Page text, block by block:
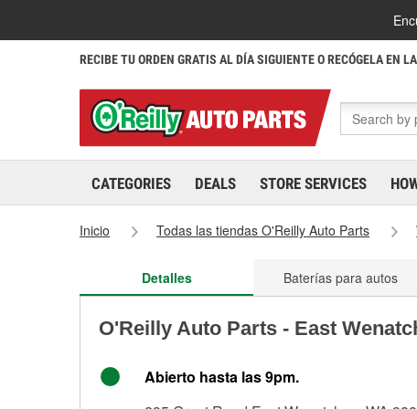
RECIBE TU ORDEN GRATIS AL DÍA SIGUIENTE O RECÓGELA EN
CATEGORIES DEALS STORE SERVICES
Inicio Todas las tiendas O'Reilly Auto Parts
Detalles Baterías para autos
O'Reilly Auto Parts - East
Abierto hasta las 9pm.